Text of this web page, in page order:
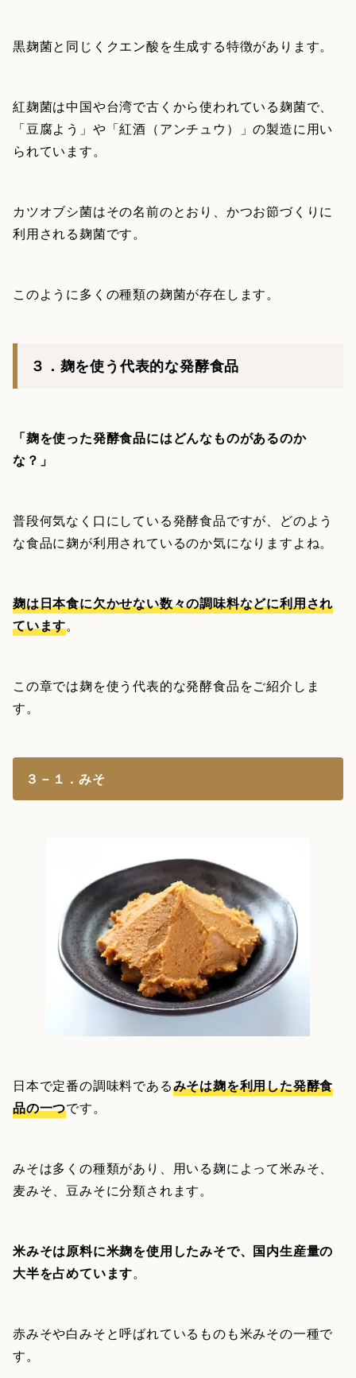
黒麹菌と同じくクエン酸を生成する特徴があります。
紅麹菌は中国や台湾で古くから使われている麹菌で、
「豆腐よう」や「紅酒（アンチュウ）」の製造に用い
られています。
カツオブシ菌はその名前のとおり、かつお節づくりに
利用される麹菌です。
このように多くの種類の麹菌が存在します。
３．麹を使う代表的な発酵食品
「麹を使った発酵食品にはどんなものがあるのか
な？」
普段何気なく口にしている発酵食品ですが、どのよう
な食品に麹が利用されているのか気になりますよね。
麹は日本食に欠かせない数々の調味料などに利用され
ています。
この章では麹を使う代表的な発酵食品をご紹介しま
す。
３－１．みそ
日本で定番の調味料であるみそは麹を利用した発酵食
品の一つです。
みそは多くの種類があり、用いる麹によって米みそ、
麦みそ、豆みそに分類されます。
米みそは原料に米麹を使用したみそで、国内生産量の
大半を占めています。
赤みそや白みそと呼ばれているものも米みその一種で
す。